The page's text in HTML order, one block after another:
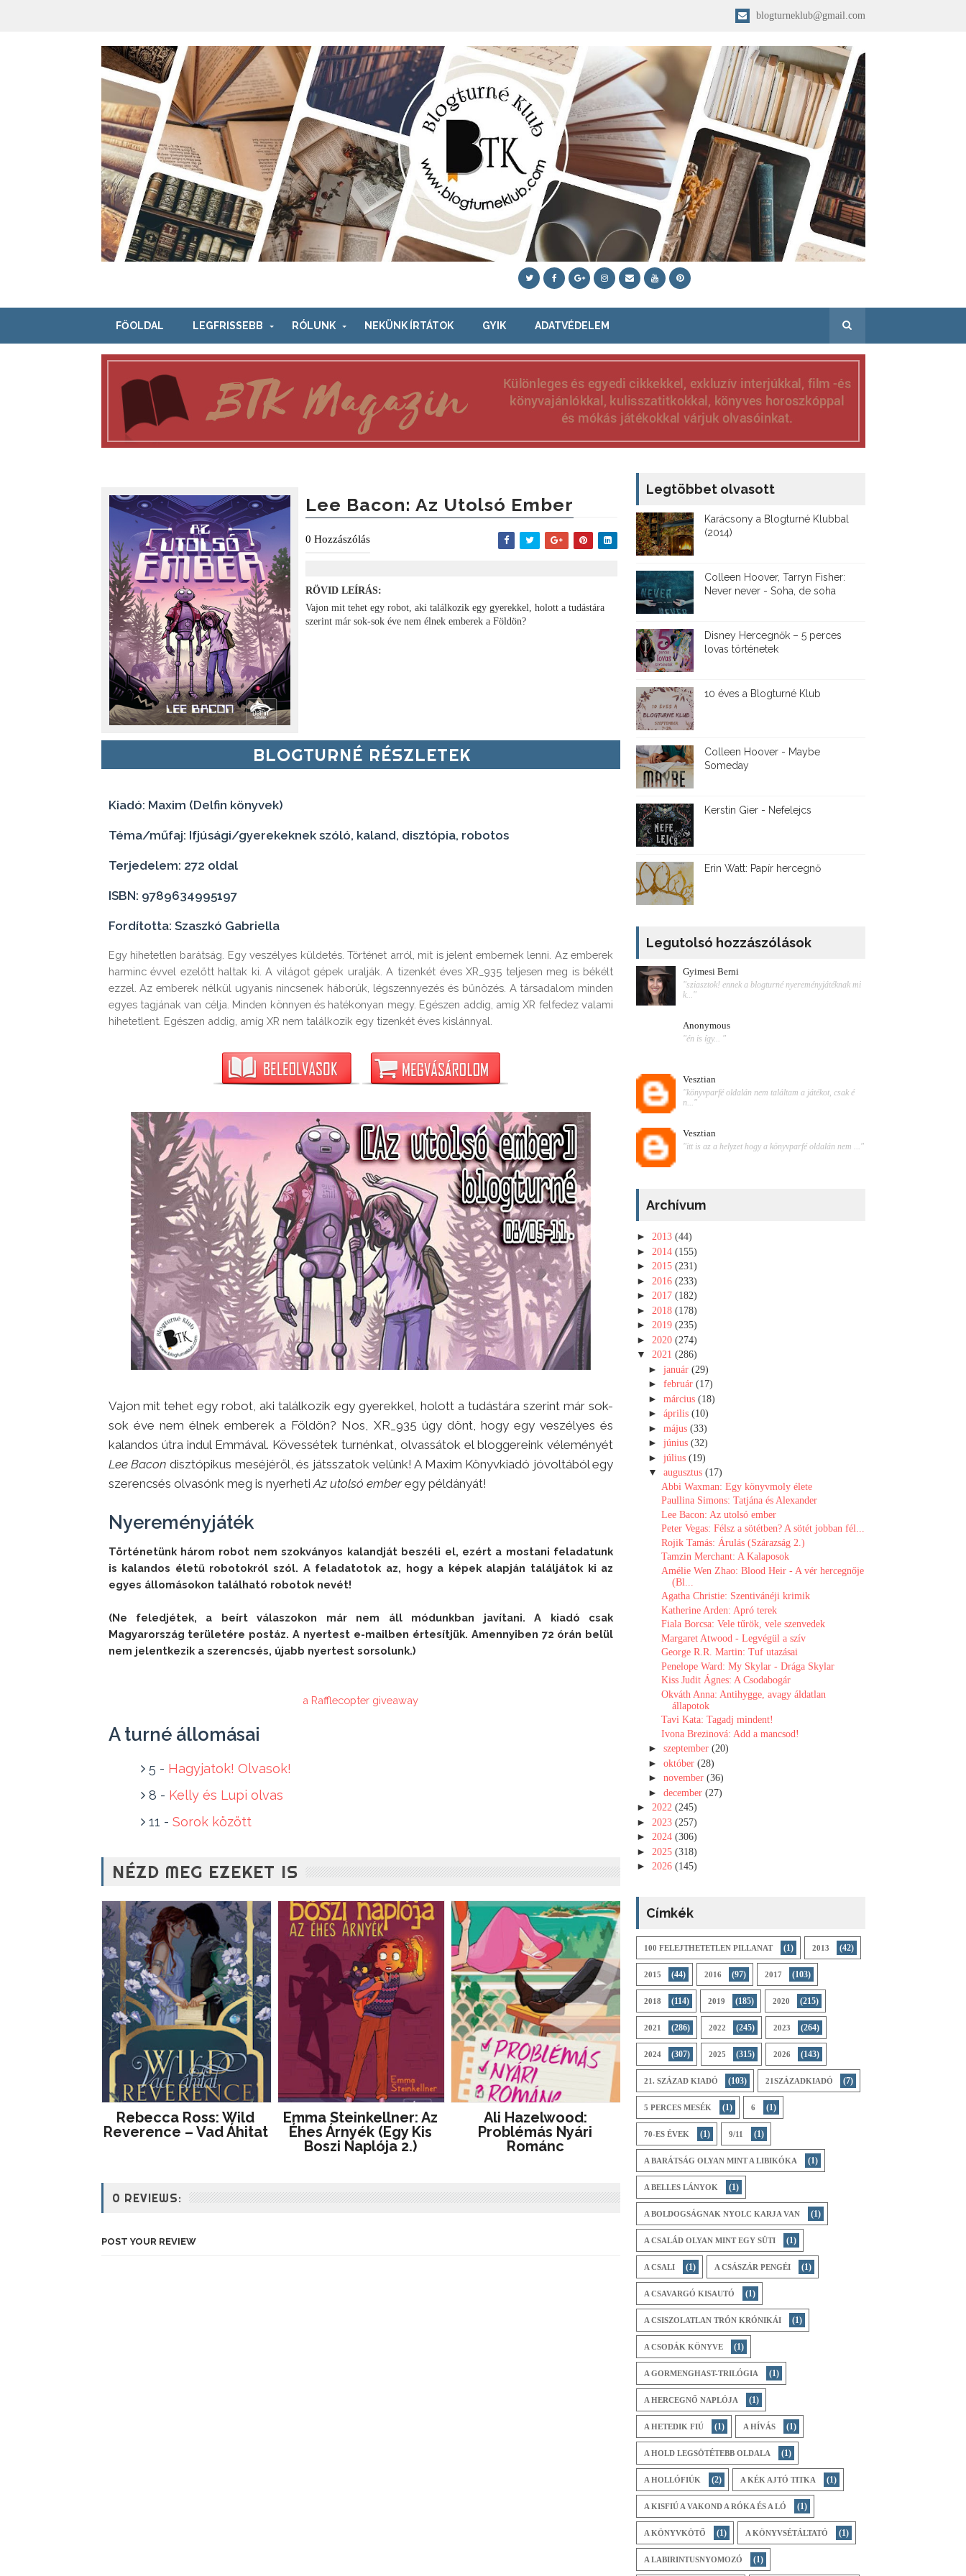
blogturneklub@gmail.com
FŐOLDAL LEGFRISSEBB RÓLUNK NEKÜNK ÍRTÁTOK GYIK ADATVÉDELEM
Lee Bacon: Az Utolsó Ember
0 Hozzászólás
RÖVID LEÍRÁS:
Vajon mit tehet egy robot, aki találkozik egy gyerekkel, holott a tudástára
szerint már sok-sok éve nem élnek emberek a Földön?
BLOGTURNÉ RÉSZLETEK
Kiadó: Maxim (Delfin könyvek)
Téma/műfaj: Ifjúsági/gyerekeknek szóló, kaland, disztópia, robotos
Terjedelem: 272 oldal
ISBN: 9789634995197
Fordította: Szaszkó Gabriella
Egy hihetetlen barátság. Egy veszélyes küldetés. Történet arról, mit is jelent embernek lenni. Az emberek
harminc évvel ezelőtt haltak ki. A világot gépek uralják. A tizenkét éves XR_935 teljesen meg is békélt
ezzel. Az emberek nélkül ugyanis nincsenek háborúk, légszennyezés és bűnözés. A társadalom minden
egyes tagjának van célja. Minden könnyen és hatékonyan megy. Egészen addig, amíg XR felfedez valami
hihetetlent. Egészen addig, amíg XR nem találkozik egy tizenkét éves kislánnyal.
Vajon mit tehet egy robot, aki találkozik egy gyerekkel, holott a tudástára szerint már sok-
sok éve nem élnek emberek a Földön? Nos, XR_935 úgy dönt, hogy egy veszélyes és
kalandos útra indul Emmával. Kövessétek turnénkat, olvassátok el bloggereink véleményét
Lee Bacon disztópikus meséjéről, és játsszatok velünk! A Maxim Könyvkiadó jóvoltából egy
szerencsés olvasónk meg is nyerheti Az utolsó emberegy példányát!
Nyereményjáték
Történetünk három robot nem szokványos kalandját beszéli el, ezért a mostani feladatunk
is kalandos életű robotokról szól. A feladatotok az, hogy a képek alapján találjátok ki az
egyes állomásokon található robotok nevét!
(Ne feledjétek, a beírt válaszokon már nem áll módunkban javítani. A kiadó csak
Magyarország területére postáz. A nyertest e-mailben értesítjük. Amennyiben 72 órán belül
nem jelentkezik a szerencsés, újabb nyertest sorsolunk.)
a Rafflecopter giveaway
A turné állomásai
5 - Hagyjatok! Olvasok!
8 - Kelly és Lupi olvas
11 - Sorok között
NÉZD MEG EZEKET IS
Rebecca Ross: Wild
Reverence – Vad Áhitat
Emma Steinkellner: Az
Éhes Árnyék (Egy Kis
Boszi Naplója 2.)
Ali Hazelwood:
Problémás ​nyári
Románc
0 REVIEWS:
POST YOUR REVIEW
Legtöbbet olvasott
Karácsony a Blogturné Klubbal
(2014)
Colleen Hoover, Tarryn Fisher:
Never never - Soha, de soha
Disney ​Hercegnők – 5 perces
lovas történetek
10 éves a Blogturné Klub
Colleen Hoover - Maybe
Someday
Kerstin Gier - Nefelejcs
Erin Watt: Papír hercegnő
Legutolsó hozzászólások
Gyimesi Berni
"sziasztok! ennek a blogturné nyereményjátéknak mi
k..."
Anonymous
"én is így... "
Vesztian
"könyvparfé oldalán nem találtam a játékot, csak é
n..."
Vesztian
"itt is az a helyzet hogy a könyvparfé oldalán nem ..."
Archívum
► 2013 (44)
► 2014 (155)
► 2015 (231)
► 2016 (233)
► 2017 (182)
► 2018 (178)
► 2019 (235)
► 2020 (274)
▼ 2021 (286)
►január(29)
►február(17)
►március(18)
►április(10)
►május(33)
►június(32)
►július(19)
▼ augusztus(17)
Abbi Waxman: Egy könyvmoly élete
Paullina Simons: Tatjána ​és Alexander
Lee Bacon: Az utolsó ember
Peter Vegas: Félsz ​a sötétben? A sötét jobban fél...
Rojik Tamás: Árulás (Szárazság 2.)
Tamzin Merchant: A ​Kalaposok
Amélie Wen Zhao: Blood Heir - A vér hercegnője
(Bl...
Agatha Christie: Szentivánéji krimik
Katherine Arden: Apró ​terek
Fiala Borcsa: Vele tűrök, vele szenvedek
Margaret Atwood - Legvégül a szív
George R.R. Martin: Tuf utazásai
Penelope Ward: My Skylar - Drága Skylar
Kiss Judit Ágnes: A ​Csodabogár
Okváth Anna: Antihygge, avagy áldatlan
állapotok
Tavi Kata: Tagadj mindent!
Ivona Brezinová: Add ​a mancsod!
►szeptember(20)
►október(28)
►november(36)
►december(27)
► 2022 (245)
► 2023 (257)
► 2024 (306)
► 2025 (318)
► 2026 (145)
Címkék
100 FELEJTHETETLEN PILLANAT (1) 2013 (42)
2015 (44) 2016 (97) 2017 (103)
2018 (114) 2019 (185) 2020 (215)
2021 (286) 2022 (245) 2023 (264)
2024 (307) 2025 (315) 2026 (143)
21. SZÁZAD KIADÓ (103) 21SZÁZADKIADÓ (7)
5 PERCES MESÉK (1) 6 (1)
70-ES ÉVEK (1) 9/11 (1)
A BARÁTSÁG OLYAN MINT A LIBIKÓKA (1)
A BELLES LÁNYOK (1)
A BOLDOGSÁGNAK NYOLC KARJA VAN (1)
A CSALÁD OLYAN MINT EGY SÜTI (1)
A CSALI (1) A CSÁSZÁR PENGÉI (1)
A CSAVARGÓ KISAUTÓ (1)
A CSISZOLATLAN TRÓN KRÓNIKÁI (1)
A CSODÁK KÖNYVE (1)
A GORMENGHAST-TRILÓGIA (1)
A HERCEGNŐ NAPLÓJA (1)
A HETEDIK FIÚ (1) A HÍVÁS (1)
A HOLD LEGSÖTÉTEBB OLDALA (1)
A HOLLÓFIÚK (2) A KÉK AJTÓ TITKA (1)
A KISFIÚ A VAKOND A RÓKA ÉS A LÓ (1)
A KÖNYVKÖTŐ (1) A KÖNYVSÉTÁLTATÓ (1)
A LABIRINTUSNYOMOZÓ (1)